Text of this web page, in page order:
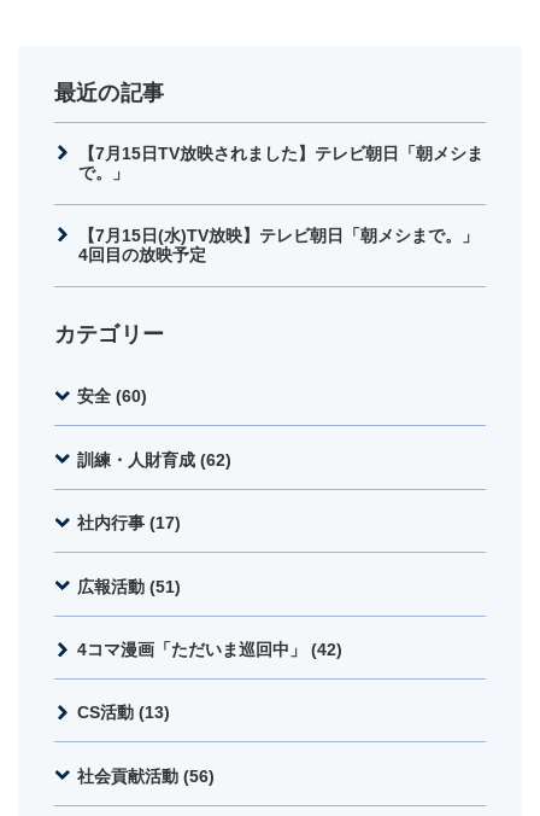
最近の記事
【7月15日TV放映されました】テレビ朝日「朝メシま
で。」
【7月15日(水)TV放映】テレビ朝日「朝メシまで。」
4回目の放映予定
カテゴリー
安全 (60)
訓練・人財育成 (62)
社内行事 (17)
広報活動 (51)
4コマ漫画「ただいま巡回中」 (42)
CS活動 (13)
社会貢献活動 (56)